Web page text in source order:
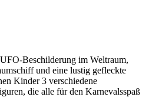
Beschilderung im Weltraum,
und eine lustig gefleckte
Kinder 3 verschiedene
die alle für den Karnevalsspaß